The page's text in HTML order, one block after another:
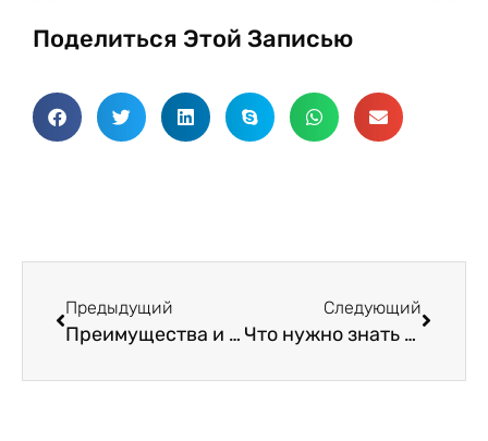
Поделиться Этой Записью
Предыдущий
Преимущества и недостатки сублимационной печати на тканевых баннерах
Следующий
Что нужно знать о тканях